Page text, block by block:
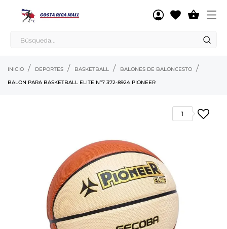

INICIO DEPORTES BASKETBALL
BALONES DE BALONCESTO
BALON PARA BASKETBALL ELITE Nº7 372-8924 PIONEER
1